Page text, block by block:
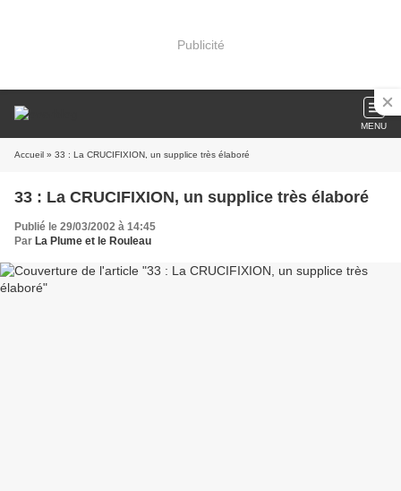
Publicité
MENU
Accueil » 33 : La CRUCIFIXION, un supplice très élaboré
33 : La CRUCIFIXION, un supplice très élaboré
Publié le 29/03/2002 à 14:45
Par La Plume et le Rouleau